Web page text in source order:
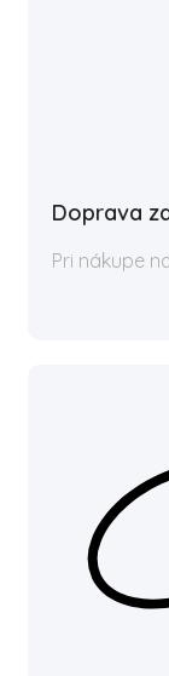
Doprava
Pri nákupe